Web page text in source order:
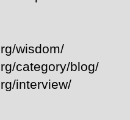
wisdom/
category/blog/
interview/